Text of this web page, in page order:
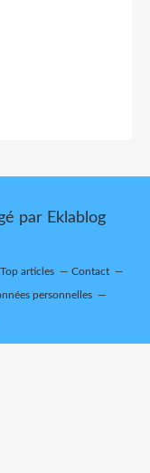
par Eklablog
Top articles Contact
personnelles